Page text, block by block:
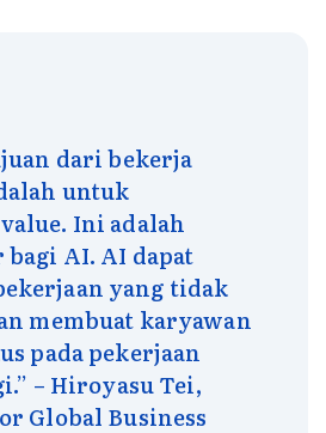
dari bekerja
untuk
Ini adalah
bagi AI. AI dapat
yang tidak
membuat karyawan
pada pekerjaan
– Hiroyasu Tei,
Global Business